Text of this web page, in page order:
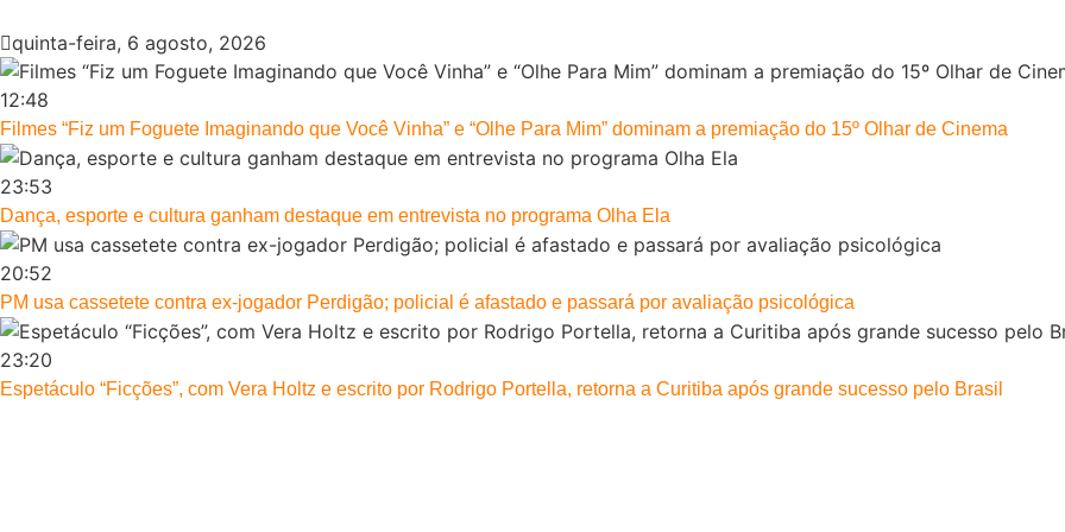
quinta-feira, 6 agosto, 2026
12:48
Filmes “Fiz um Foguete Imaginando que Você Vinha” e “Olhe Para Mim” dominam a premiação do 15º Olhar de Cinema
23:53
Dança, esporte e cultura ganham destaque em entrevista no programa Olha Ela
20:52
PM usa cassetete contra ex-jogador Perdigão; policial é afastado e passará por avaliação psicológica
23:20
Espetáculo “Ficções”, com Vera Holtz e escrito por Rodrigo Portella, retorna a Curitiba após grande sucesso pelo Brasil